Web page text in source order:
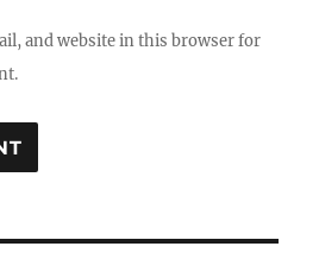
and website in this browser for